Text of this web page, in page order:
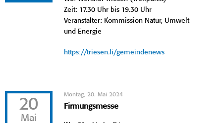
Zeit: 17.30 Uhr bis 19.30 Uhr
Veranstalter: Kommission Natur, Umwelt
und Energie
https://triesen.li/gemeindenews
20
Mai
Montag, 20. Mai 2024
Firmungsmesse